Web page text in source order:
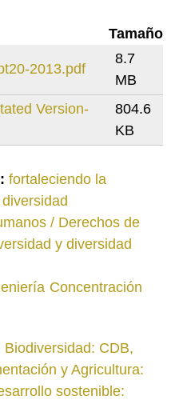
Tamaño
2013.pdf
8.7
MB
Version-
804.6
KB
fortaleciendo la
/ Derechos de
y diversidad
Concentración
Biodiversidad: CDB,
y Agricultura:
sostenible: